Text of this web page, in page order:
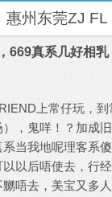
惠州东莞ZJ FL
669真系几好相乳
上常仔玩，
），鬼咩！？加成
当我地呢理客系
以后唔使去，行
唔去，美宝又多